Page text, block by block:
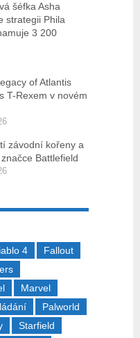
šéfka Asha
strategii Phila
3 200
of Atlantis
T-Rexem v novém
závodní kořeny a
Battlefield
4
Fallout
Marvel
Palworld
Starfield